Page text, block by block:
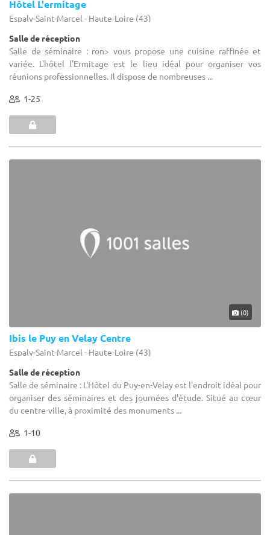
Hôtel L'ermitage
Espaly-Saint-Marcel - Haute-Loire (43)
Salle de réception
Salle de séminaire : ron> vous propose une cuisine raffinée et
variée. L'hôtel l'Ermitage est le lieu idéal pour organiser vos
réunions professionnelles. Il dispose de nombreuses ...
1-25
(0)
Ibis le Puy en Velay Centre
Espaly-Saint-Marcel - Haute-Loire (43)
Salle de réception
Salle de séminaire : L'Hôtel du Puy-en-Velay est l'endroit idéal pour
organiser des séminaires et des journées d'étude. Situé au cœur
du centre-ville, à proximité des monuments ...
1-10